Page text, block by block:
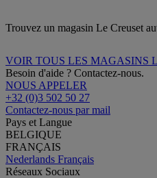
Trouvez un magasin Le Creuset
VOIR TOUS LES MAGASINS
Besoin d'aide ? Contactez-nous.
NOUS APPELER
+32 (0)3 502 50 27
Contactez-nous par mail
Pays et Langue
BELGIQUE
FRANÇAIS
Nederlands Français
Réseaux Sociaux